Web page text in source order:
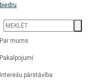
biedru
Par mums
Pakalpojumi
Interešu pārstāvība